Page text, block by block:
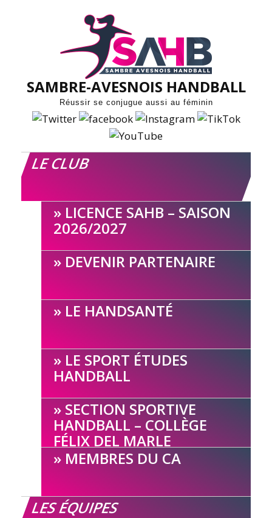
SAMBRE-AVESNOIS HANDBALL
Réussir se conjugue aussi au féminin
LE CLUB
LICENCE SAHB – SAISON
2026/2027
DEVENIR PARTENAIRE
LE HANDSANTÉ
LE SPORT ÉTUDES
HANDBALL
SECTION SPORTIVE
HANDBALL – COLLÈGE
FÉLIX DEL MARLE
MEMBRES DU CA
LES ÉQUIPES